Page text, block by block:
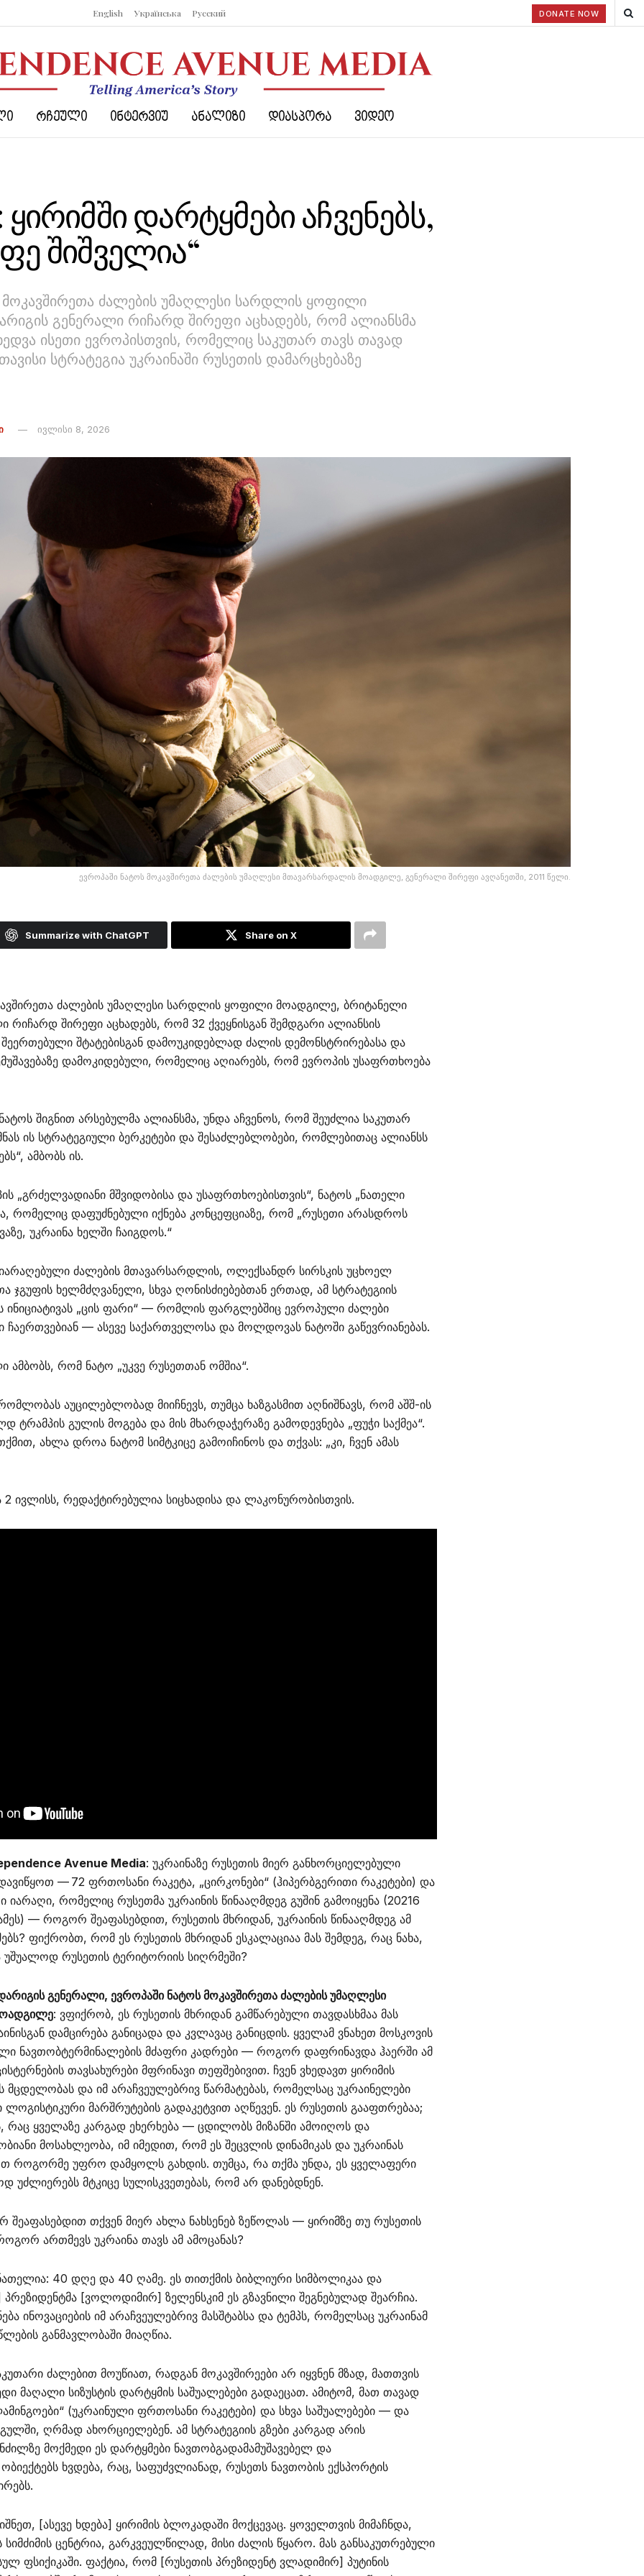
English Українська Русский DONATE NOW
ᲠᲩᲔᲣᲚᲘ ᲘᲜᲢᲔᲠᲕᲘᲣ ᲐᲜᲐᲚᲘᲖᲘ ᲓᲘᲐᲡᲞᲝᲠᲐ ᲕᲘᲓᲔᲝ
დარტყმები აჩვენებს,
შიშველია“
მოკავშირეთა ძალების უმაღლესი სარდლის ყოფილი
გენერალი რიჩარდ შირეფი აცხადებს, რომ ალიანსმა
ისეთი ევროპისთვის, რომელიც საკუთარ თავს თავად
სტრატეგია უკრაინაში რუსეთის დამარცხებაზე
ივლისი 8, 2026
ევროპაში ნატოს მოკავშირეთა ძალების უმაღლესი მთავარსარდალის მოადგილე, გენერალი შირეფი ავღანეთში, 2011 წელი.
Summarize with ChatGPT Share on X
ძალების უმაღლესი სარდლის ყოფილი მოადგილე, ბრიტანელი
რიჩარდ შირეფი აცხადებს, რომ 32 ქვეყნისგან შემდგარი ალიანსის
შტატებისგან დამოუკიდებლად ძალის დემონსტრირებასა და
დამოკიდებული, რომელიც აღიარებს, რომ ევროპის უსაფრთხოება
შიგნით არსებულმა ალიანსმა, უნდა აჩვენოს, რომ შეუძლია საკუთარ
ის სტრატეგიული ბერკეტები და შესაძლებლობები, რომლებითაც ალიანსს
ამბობს ის.
„გრძელვადიანი მშვიდობისა და უსაფრთხოებისთვის“, ნატოს „ნათელი
რომელიც დაფუძნებული იქნება კონცეფციაზე, რომ „რუსეთი არასდროს
უკრაინა ხელში ჩაიგდოს.“
ძალების მთავარსარდლის, ოლექსანდრ სირსკის უცხოელ
ჯგუფის ხელმძღვანელი, სხვა ღონისძიებებთან ერთად, ამ სტრატეგიის
ინიციატივას „ცის ფარი“ — რომლის ფარგლებშიც ევროპული ძალები
ჩაერთვებიან — ასევე საქართველოსა და მოლდოვას ნატოში გაწევრიანებას.
ამბობს, რომ ნატო „უკვე რუსეთთან ომშია“.
აუცილებლობად მიიჩნევს, თუმცა ხაზგასმით აღნიშნავს, რომ აშშ-ის
ტრამპის გულის მოგება და მის მხარდაჭერაზე გამოდევნება „ფუჭი საქმეა“.
ახლა დროა ნატომ სიმტკიცე გამოიჩინოს და თქვას: „კი, ჩვენ ამას
2 ივლისს, რედაქტირებულია სიცხადისა და ლაკონურობისთვის.
Avenue Media: უკრაინაზე რუსეთის მიერ განხორციელებული
— 72 ფრთოსანი რაკეტა, „ცირკონები“ (ჰიპერბგერითი რაკეტები) და
იარაღი, რომელიც რუსეთმა უკრაინის წინააღმდეგ გუშინ გამოიყენა (20216
— როგორ შეაფასებდით, რუსეთის მხრიდან, უკრაინის წინააღმდეგ ამ
ფიქრობთ, რომ ეს რუსეთის მხრიდან ესკალაციაა მას შემდეგ, რაც ნახა,
უშუალოდ რუსეთის ტერიტორიის სიღრმეში?
გენერალი, ევროპაში ნატოს მოკავშირეთა ძალების უმაღლესი
: ვფიქრობ, ეს რუსეთის მხრიდან გამწარებული თავდასხმაა მას
დამცირება განიცადა და კვლავაც განიცდის. ყველამ ვნახეთ მოსკოვის
ნავთობტერმინალების მძაფრი კადრები — როგორ დაფრინავდა ჰაერში ამ
თავსახურები მფრინავი თეფშებივით. ჩვენ ვხედავთ ყირიმის
მცდელობას და იმ არაჩვეულებრივ წარმატებას, რომელსაც უკრაინელები
ლოგისტიკური მარშრუტების გადაკეტვით აღწევენ. ეს რუსეთის გააფთრებაა;
რაც ყველაზე კარგად ეხერხება — ცდილობს მიზანში ამოიღოს და
მოსახლეობა, იმ იმედით, რომ ეს შეცვლის დინამიკას და უკრაინას
როგორმე უფრო დამყოლს გახდის. თუმცა, რა თქმა უნდა, ეს ყველაფერი
უძლიერებს მტკიცე სულისკვეთებას, რომ არ დანებდნენ.
თქვენ მიერ ახლა ნახსენებ ზეწოლას — ყირიმზე თუ რუსეთის
ართმევს უკრაინა თავს ამ ამოცანას?
40 დღე და 40 ღამე. ეს თითქმის ბიბლიური სიმბოლიკაა და
[ვოლოდიმირ] ზელენსკიმ ეს გზავნილი შეგნებულად შეარჩია.
ინოვაციების იმ არაჩვეულებრივ მასშტაბსა და ტემპს, რომელსაც უკრაინამ
განმავლობაში მიაღწია.
ძალებით მოუწიათ, რადგან მოკავშირეები არ იყვნენ მზად, მათთვის
მაღალი სიზუსტის დარტყმის საშუალებები გადაეცათ. ამიტომ, მათ თავად
(უკრაინული ფრთოსანი რაკეტები) და სხვა საშუალებები — და
ღრმად ახორციელებენ. ამ სტრატეგიის გზები კარგად არის
მოქმედი ეს დარტყმები ნავთობგადამამუშავებელ და
ხვდება, რაც, საფუძვლიანად, რუსეთს ნავთობის ექსპორტის
[ასევე ხდება] ყირიმის ბლოკადაში მოქცევაც. ყოველთვის მიმაჩნდა,
ცენტრია, გარკვეულწილად, მისი ძალის წყარო. მას განსაკუთრებული
ფსიქიკაში. ფაქტია, რომ [რუსეთის პრეზიდენტ ვლადიმირ] პუტინის